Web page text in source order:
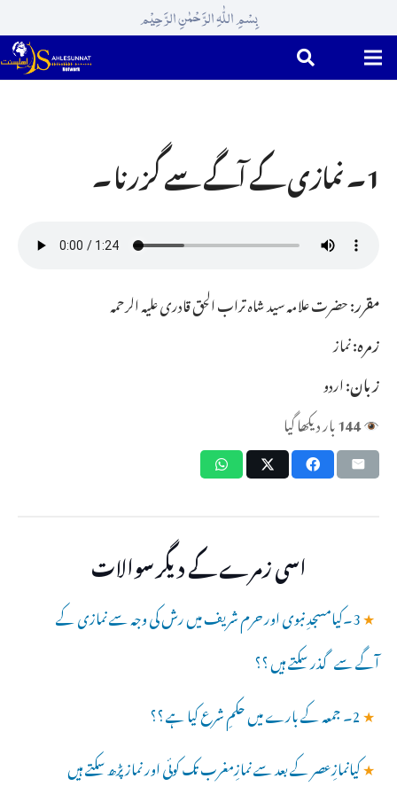
بِسْمِ اللّٰہِ الرَّحْمٰنِ الرَّحِیْم
1۔ نمازی کے آگے سے گزرنا ۔
مقرر:حضرت علامہ سید شاہ تراب الحق قادری علیہ الرحمہ
زمرہ:نماز
زبان:اردو
144بار دیکھا گیا
اسی زمرے کے دیگر سوالات
★ 3۔کیامسجدِ نبوی اور حرم شریف میں رش کی وجہ سے نمازی کے
آگے سے گذر سکتے ہیں ؟؟
★2۔ جمعہ کے بارے میں حکمِ شرع کیا ہے ؟؟
★کیانمازِعصر کے بعد سے نمازِمغرب تک کوئی اور نماز پڑھ سکتے ہیں